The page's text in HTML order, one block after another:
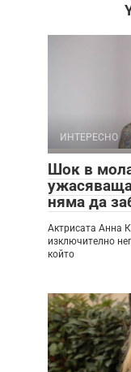
ИНТЕРЕСНО
Шок в
няма да
Актрисата Анна
изключително
който